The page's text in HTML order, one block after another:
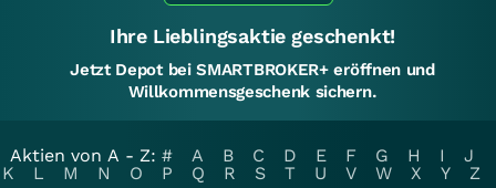
Ihre Lieblingsaktie geschenkt!
Jetzt Depot bei SMARTBROKER+ eröffnen und
Willkommensgeschenk sichern.
Aktien von A - Z: # A B C D E F G H I
J
K
L M N O P Q R S T U V W X Y
Z